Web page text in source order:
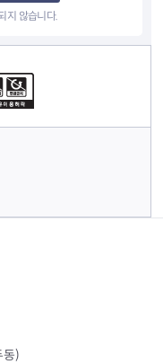
지 않습니다.
동)